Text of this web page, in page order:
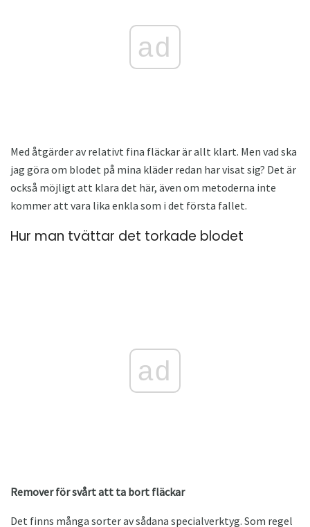
ad
Med åtgärder av relativt fina fläckar är allt klart. Men vad ska
jag göra om blodet på mina kläder redan har visat sig? Det är
också möjligt att klara det här, även om metoderna inte
kommer att vara lika enkla som i det första fallet.
Hur man tvättar det torkade blodet
ad
Remover för svårt att ta bort fläckar
Det finns många sorter av sådana specialverktyg. Som regel